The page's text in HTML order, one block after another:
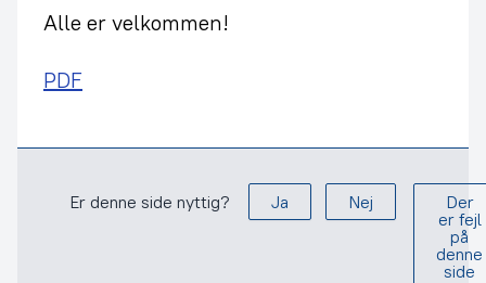
Alle er velkommen!
PDF
Er denne side nyttig? Ja Nej
Der
er fejl
på
denne
side